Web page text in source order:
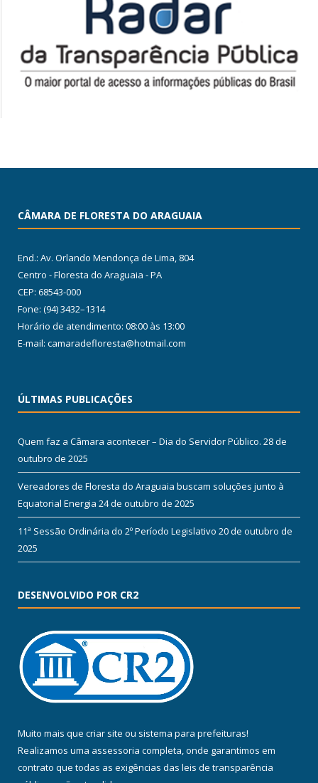
CÂMARA DE FLORESTA DO ARAGUAIA
End.: Av. Orlando Mendonça de Lima, 804
Centro - Floresta do Araguaia - PA
CEP: 68543-000
Fone: (94) 3432–1314
Horário de atendimento: 08:00 às 13:00
E-mail: camaradefloresta@hotmail.com
ÚLTIMAS PUBLICAÇÕES
Quem faz a Câmara acontecer – Dia do Servidor Público. 28 de
outubro de 2025
Vereadores de Floresta do Araguaia buscam soluções junto à
Equatorial Energia 24 de outubro de 2025
11ª Sessão Ordinária do 2º Período Legislativo 20 de outubro de
2025
DESENVOLVIDO POR CR2
Muito mais que criar site ou sistema para prefeituras!
Realizamos uma assessoria completa, onde garantimos em
contrato que todas as exigências das leis de transparência